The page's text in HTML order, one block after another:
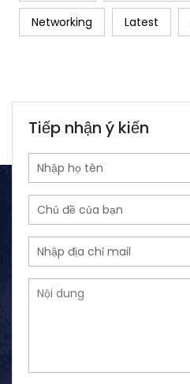
Networking Latest
Tiếp nhận ý kiến